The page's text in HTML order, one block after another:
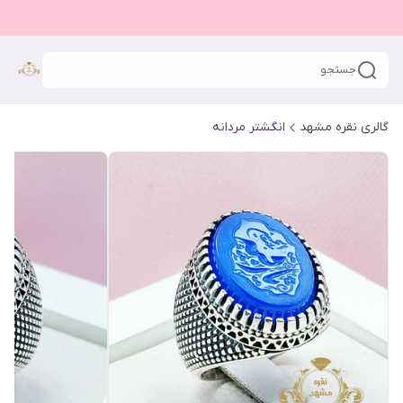
جستجو
گالری نقره مشهد انگشتر مردانه